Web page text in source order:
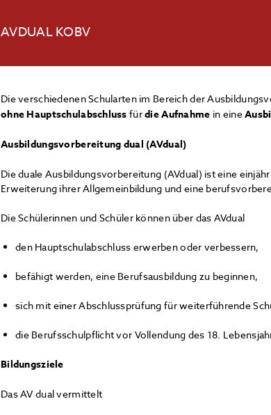
AVDUAL KOBV
Die verschiedenen Schularten im Bereich der
ohneHauptschulabschluss fürdie Aufnahme in eine
Ausbildungsvorbereitung dual (AVdual)
Die duale Ausbildungsvorbereitung (AVdual) ist eine
Erweiterung ihrer Allgemeinbildung und eine
Die Schülerinnen und Schüler können über das AVdual
den Hauptschulabschluss erwerben oder verbessern,
befähigt werden, eine Berufsausbildung zu beginnen,
sich mit einer Abschlussprüfung für weiterführende
die Berufsschulpflicht vor Vollendung des 18.
Bildungsziele
Das AV dual vermittelt